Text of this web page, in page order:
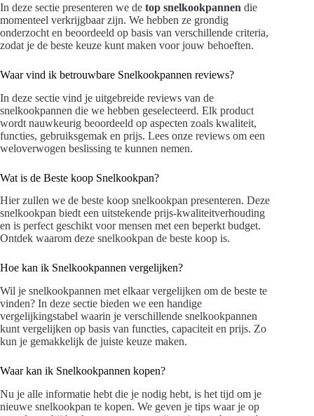
In deze sectie presenteren we de top snelkookpannen die
momenteel verkrijgbaar zijn. We hebben ze grondig
onderzocht en beoordeeld op basis van verschillende criteria,
zodat je de beste keuze kunt maken voor jouw behoeften.
Waar vind ik betrouwbare Snelkookpannen reviews?
In deze sectie vind je uitgebreide reviews van de
snelkookpannen die we hebben geselecteerd. Elk product
wordt nauwkeurig beoordeeld op aspecten zoals kwaliteit,
functies, gebruiksgemak en prijs. Lees onze reviews om een
weloverwogen beslissing te kunnen nemen.
Wat is de Beste koop Snelkookpan?
Hier zullen we de beste koop snelkookpan presenteren. Deze
snelkookpan biedt een uitstekende prijs-kwaliteitverhouding
en is perfect geschikt voor mensen met een beperkt budget.
Ontdek waarom deze snelkookpan de beste koop is.
Hoe kan ik Snelkookpannen vergelijken?
Wil je snelkookpannen met elkaar vergelijken om de beste te
vinden? In deze sectie bieden we een handige
vergelijkingstabel waarin je verschillende snelkookpannen
kunt vergelijken op basis van functies, capaciteit en prijs. Zo
kun je gemakkelijk de juiste keuze maken.
Waar kan ik Snelkookpannen kopen?
Nu je alle informatie hebt die je nodig hebt, is het tijd om je
nieuwe snelkookpan te kopen. We geven je tips waar je op